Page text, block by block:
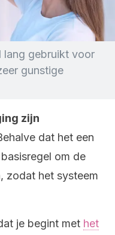
lang gebruikt voor
gunstige
zijn
dat het een
om de
zodat het systeem
je begint met het